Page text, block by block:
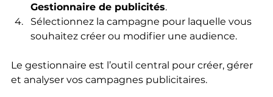
Gestionnaire de publicités.
Sélectionnez la campagne pour laquelle vous
souhaitez créer ou modifier une audience.
Le gestionnaire est l’outil central pour créer, gérer
et analyser vos campagnes publicitaires.